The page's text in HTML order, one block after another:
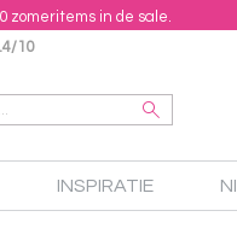
zomeritems in de sale.
10
INSPIRATIE